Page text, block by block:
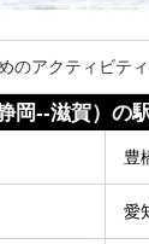
のアクティビテ
岡--滋賀）の
豊
愛